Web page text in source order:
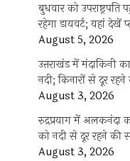
बुधवार को
रहेगा डायवर्ट; यहां देखें
August 5, 2026
उत्तराखंड में मंदाकिनी
नदी; किनारों से दूर
August 3, 2026
रुद्रप्रयाग में अलकनंदा
को नदी से दूर रहने की
August 3, 2026